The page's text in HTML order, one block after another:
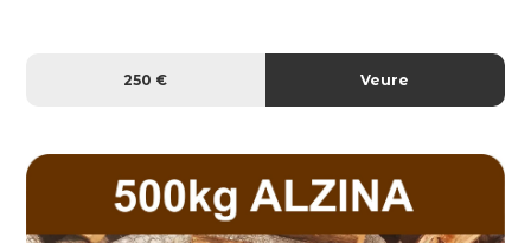
250 € Veure